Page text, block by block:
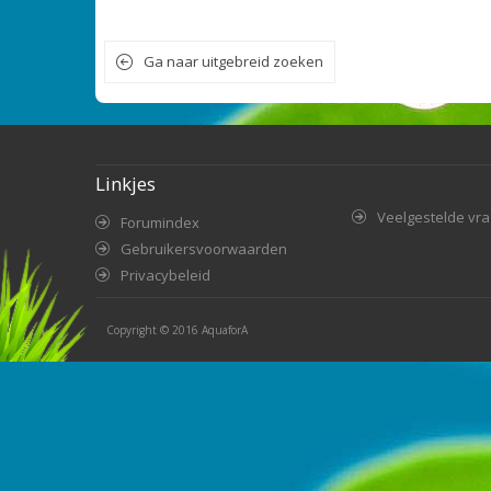
Ga naar uitgebreid zoeken
Linkjes
Forumindex
Gebruikersvoorwaarden
Privacybeleid
Veelgestelde
Copyright © 2016 AquaforA